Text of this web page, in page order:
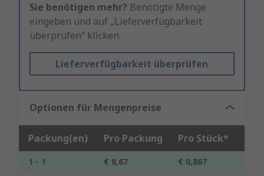
Sie benötigen mehr? Benötigte Menge
eingeben und auf „Lieferverfügbarkeit
überprüfen“ klicken.
Lieferverfügbarkeit überprüfen
Optionen für Mengenpreise
Packung(en) Pro Packung Pro Stück*
1 - 1 € 8,67
€ 0,867